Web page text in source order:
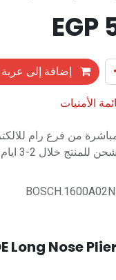
إضافة إلى
الأمنيات
من فرع رام
خلال 2-3 ايام عمل
Long Nose